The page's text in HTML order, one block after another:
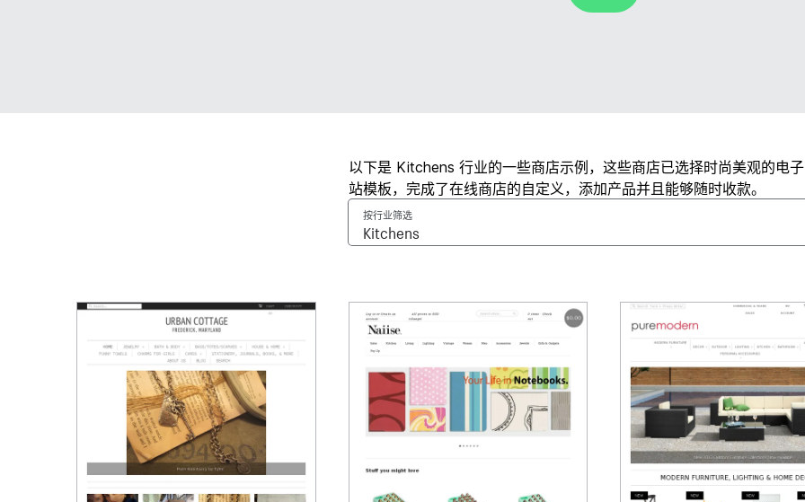
以下是 Kitchens 行业的一些商店示例，这些商店已选择时尚美观的电
站模板，完成了在线商店的自定义，添加产品并且能够随时收款。
按行业筛选